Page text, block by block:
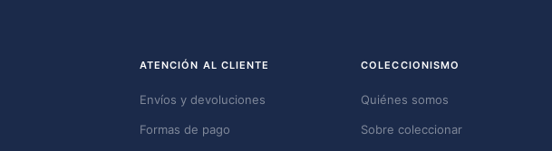
ATENCIÓN AL CLIENTE
Envíos y devoluciones
Formas de pago
COLECCIONISMO
Quiénes somos
Sobre coleccionar